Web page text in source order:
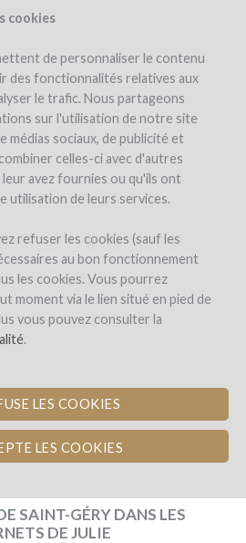
cookies
de personnaliser le contenu
des fonctionnalités relatives aux
le trafic. Nous partageons
sur l'utilisation de notre site
médias sociaux, de publicité et
celles-ci avec d'autres
avez fournies ou qu'ils ont
utilisation de leurs services.
refuser les cookies (sauf les
au bon fonctionnement
les cookies. Vous pourrez
moment via le lien situé en pied de
vous pouvez consulter la
.
LES COOKIES
LES COOKIES
détails du projet avis d'experts
vin actualités (4) winefunders(81)
de Saint-Géry
D'UN CHAI
PIERRE POUR UN
SAINT-GÉRY DANS LES
DE JULIE